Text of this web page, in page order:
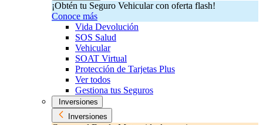
¡Obtén tu Seguro Vehicular con oferta flash!
Conoce más
Vida Devolución
SOS Salud
Vehicular
SOAT Virtual
Protección de Tarjetas Plus
Ver todos
Gestiona tus Seguros
Inversiones
Inversiones